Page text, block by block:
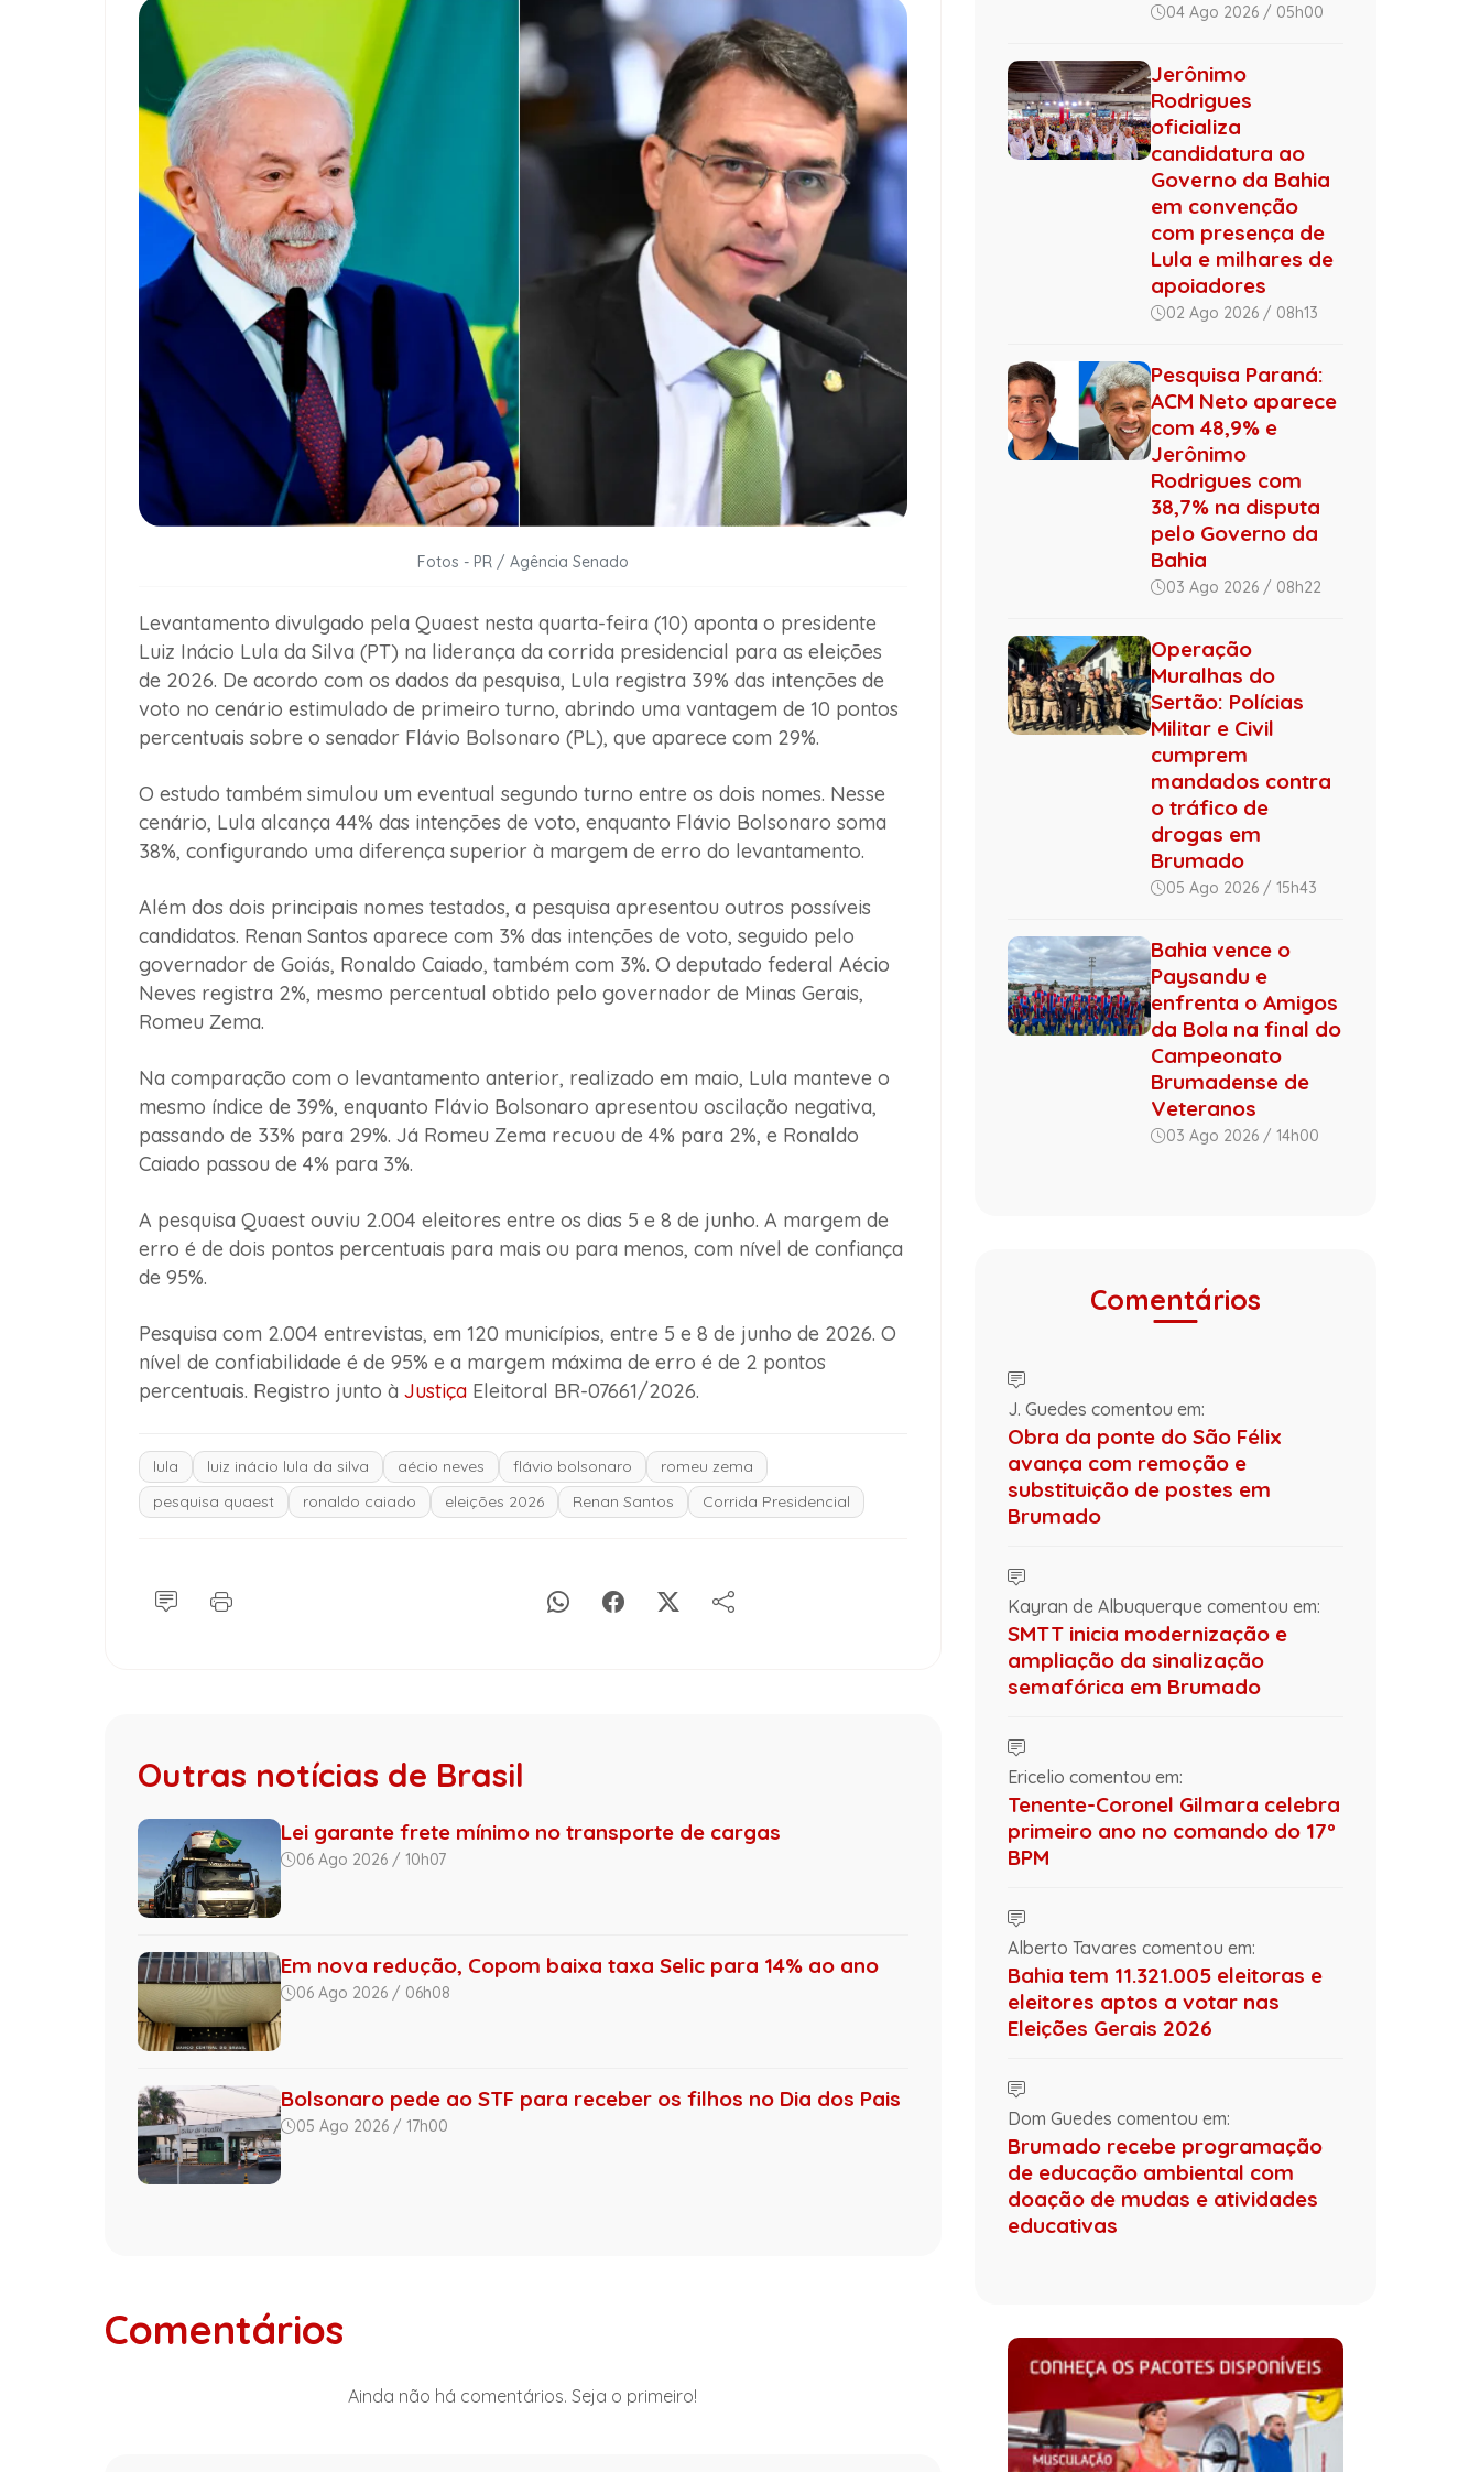
Fotos - PR / Agência Senado
Levantamento divulgado pela Quaest nesta quarta-feira (10) aponta o presidente
Luiz Inácio Lula da Silva (PT) na liderança da corrida presidencial para as eleições
de 2026. De acordo com os dados da pesquisa, Lula registra 39% das intenções de
voto no cenário estimulado de primeiro turno, abrindo uma vantagem de 10 pontos
percentuais sobre o senador Flávio Bolsonaro (PL), que aparece com 29%.
O estudo também simulou um eventual segundo turno entre os dois nomes. Nesse
cenário, Lula alcança 44% das intenções de voto, enquanto Flávio Bolsonaro soma
38%, configurando uma diferença superior à margem de erro do levantamento.
Além dos dois principais nomes testados, a pesquisa apresentou outros possíveis
candidatos. Renan Santos aparece com 3% das intenções de voto, seguido pelo
governador de Goiás, Ronaldo Caiado, também com 3%. O deputado federal Aécio
Neves registra 2%, mesmo percentual obtido pelo governador de Minas Gerais,
Romeu Zema.
Na comparação com o levantamento anterior, realizado em maio, Lula manteve o
mesmo índice de 39%, enquanto Flávio Bolsonaro apresentou oscilação negativa,
passando de 33% para 29%. Já Romeu Zema recuou de 4% para 2%, e Ronaldo
Caiado passou de 4% para 3%.
A pesquisa Quaest ouviu 2.004 eleitores entre os dias 5 e 8 de junho. A margem de
erro é de dois pontos percentuais para mais ou para menos, com nível de confiança
de 95%.
Pesquisa com 2.004 entrevistas, em 120 municípios, entre 5 e 8 de junho de 2026. O
nível de confiabilidade é de 95% e a margem máxima de erro é de 2 pontos
percentuais. Registro junto à JustiçaEleitoral BR-07661/2026.
lula luiz inácio lula da silva aécio neves flávio bolsonaro
romeu zema
pesquisa quaest
ronaldo caiado eleições 2026 Renan Santos Corrida Presidencial
Outras notícias de Brasil
Lei garante frete mínimo no transporte de cargas
06 Ago 2026 / 10h07
Em nova redução, Copom baixa taxa Selic para 14% ao ano
06 Ago 2026 / 06h08
Bolsonaro pede ao STF para receber os filhos no Dia dos Pais
05 Ago 2026 / 17h00
Comentários
Ainda não há comentários. Seja o primeiro!
04 Ago 2026 / 05h00
Jerônimo
Rodrigues
oficializa
candidatura ao
Governo da Bahia
em convenção
com presença de
Lula e milhares de
apoiadores
02 Ago 2026 / 08h13
Pesquisa Paraná:
ACM Neto aparece
com 48,9% e
Jerônimo
Rodrigues com
38,7% na disputa
pelo Governo da
Bahia
03 Ago 2026 / 08h22
Operação
Muralhas do
Sertão: Polícias
Militar e Civil
cumprem
mandados contra
o tráfico de
drogas em
Brumado
05 Ago 2026 / 15h43
Bahia vence o
Paysandu e
enfrenta o Amigos
da Bola na final do
Campeonato
Brumadense de
Veteranos
03 Ago 2026 / 14h00
Comentários
J. Guedes comentou em:
Obra da ponte do São Félix
avança com remoção e
substituição de postes em
Brumado
Kayran de Albuquerque comentou em:
SMTT inicia modernização e
ampliação da sinalização
semafórica em Brumado
Ericelio comentou em:
Tenente-Coronel Gilmara celebra
primeiro ano no comando do 17º
BPM
Alberto Tavares comentou em:
Bahia tem 11.321.005 eleitoras e
eleitores aptos a votar nas
Eleições Gerais 2026
Dom Guedes comentou em:
Brumado recebe programação
de educação ambiental com
doação de mudas e atividades
educativas